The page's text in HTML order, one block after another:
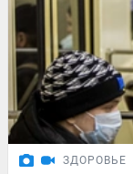
ЗДОРОВЬЕ